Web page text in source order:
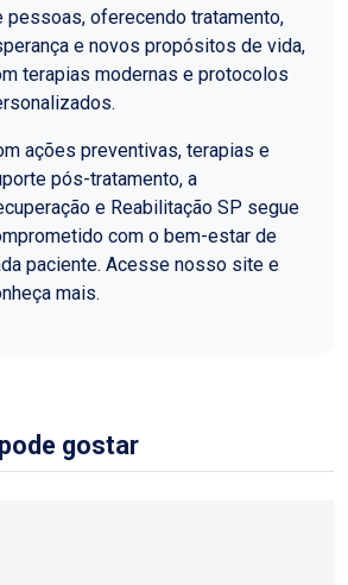
pessoas, oferecendo tratamento,
e novos propósitos de vida,
terapias modernas e protocolos
ações preventivas, terapias e
pós-tratamento, a
e Reabilitação SP segue
com o bem-estar de
paciente. Acesse nosso site e
mais.
gostar